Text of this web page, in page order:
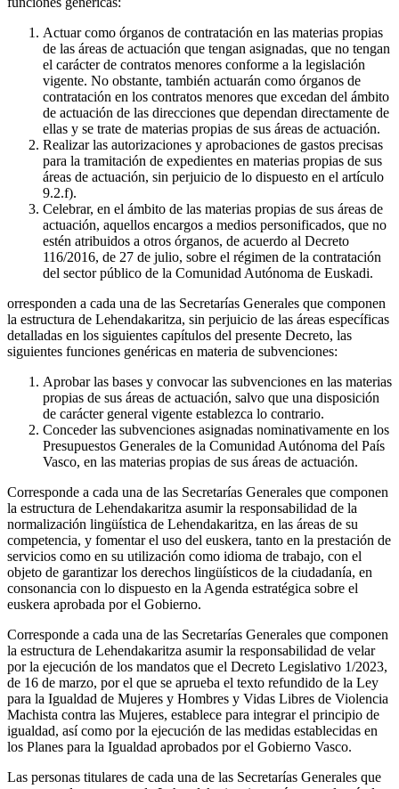
Actuar como órganos de contratación en las materias propias
de las áreas de actuación que tengan asignadas, que no tengan
el carácter de contratos menores conforme a la legislación
vigente. No obstante, también actuarán como órganos de
contratación en los contratos menores que excedan del ámbito
de actuación de las direcciones que dependan directamente de
ellas y se trate de materias propias de sus áreas de actuación.
Realizar las autorizaciones y aprobaciones de gastos precisas
para la tramitación de expedientes en materias propias de sus
áreas de actuación, sin perjuicio de lo dispuesto en el artículo
9.2.f).
Celebrar, en el ámbito de las materias propias de sus áreas de
actuación, aquellos encargos a medios personificados, que no
estén atribuidos a otros órganos, de acuerdo al Decreto
116/2016, de 27 de julio, sobre el régimen de la contratación
del sector público de la Comunidad Autónoma de Euskadi.
orresponden a cada una de las Secretarías Generales que componen
la estructura de Lehendakaritza, sin perjuicio de las áreas específicas
detalladas en los siguientes capítulos del presente Decreto, las
siguientes funciones genéricas en materia de subvenciones:
Aprobar las bases y convocar las subvenciones en las materias
propias de sus áreas de actuación, salvo que una disposición
de carácter general vigente establezca lo contrario.
Conceder las subvenciones asignadas nominativamente en los
Presupuestos Generales de la Comunidad Autónoma del País
Vasco, en las materias propias de sus áreas de actuación.
Corresponde a cada una de las Secretarías Generales que componen
la estructura de Lehendakaritza asumir la responsabilidad de la
normalización lingüística de Lehendakaritza, en las áreas de su
competencia, y fomentar el uso del euskera, tanto en la prestación de
servicios como en su utilización como idioma de trabajo, con el
objeto de garantizar los derechos lingüísticos de la ciudadanía, en
consonancia con lo dispuesto en la Agenda estratégica sobre el
euskera aprobada por el Gobierno.
Corresponde a cada una de las Secretarías Generales que componen
la estructura de Lehendakaritza asumir la responsabilidad de velar
por la ejecución de los mandatos que el Decreto Legislativo 1/2023,
de 16 de marzo, por el que se aprueba el texto refundido de la Ley
para la Igualdad de Mujeres y Hombres y Vidas Libres de Violencia
Machista contra las Mujeres, establece para integrar el principio de
igualdad, así como por la ejecución de las medidas establecidas en
los Planes para la Igualdad aprobados por el Gobierno Vasco.
Las personas titulares de cada una de las Secretarías Generales que